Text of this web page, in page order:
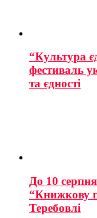
“Культура
фестиваль
та єдності
До 10
“Книжкову
Теребовлі